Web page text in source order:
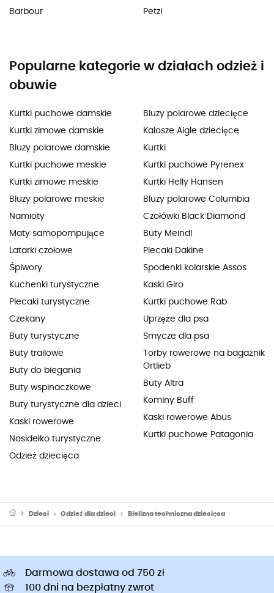
Barbour
Petzl
Popularne kategorie w działach odzież i
obuwie
Kurtki puchowe damskie
Kurtki zimowe damskie
Bluzy polarowe damskie
Kurtki puchowe meskie
Kurtki zimowe meskie
Bluzy polarowe meskie
Namioty
Maty samopompujące
Latarki czołowe
Śpiwory
Kuchenki turystyczne
Plecaki turystyczne
Czekany
Buty turystyczne
Buty trailowe
Buty do biegania
Buty wspinaczkowe
Buty turystyczne dla dzieci
Kaski rowerowe
Nosidełko turystyczne
Odzież dziecięca
Bluzy polarowe dziecięce
Kalosze Aigle dziecięce
Kurtki
Kurtki puchowe Pyrenex
Kurtki Helly Hansen
Bluzy polarowe Columbia
Czołówki Black Diamond
Buty Meindl
Plecaki Dakine
Spodenki kolarskie Assos
Kaski Giro
Kurtki puchowe Rab
Uprzęże dla psa
Smycze dla psa
Torby rowerowe na bagażnik
Ortlieb
Buty Altra
Kominy Buff
Kaski rowerowe Abus
Kurtki puchowe Patagonia
Dzieci Odzież dla dzieci Bielizna techniczna dziecięca
Darmowa dostawa od 750 zł
100 dni na bezpłatny zwrot